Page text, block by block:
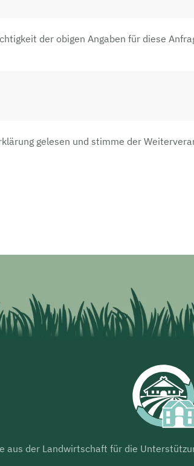
der obigen Angaben für diese
gelesen und stimme der
aus der Landwirtschaft für die